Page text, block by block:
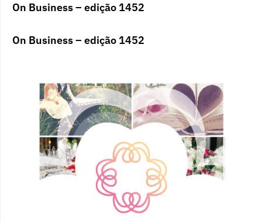
On Business – edição 1452
On Business – edição 1452